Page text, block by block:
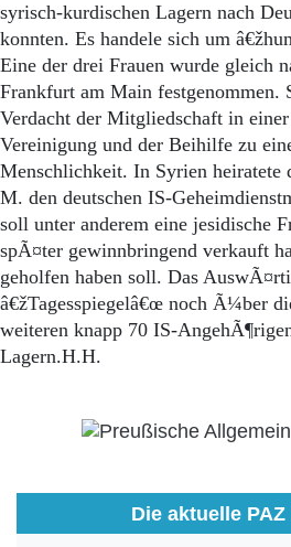
syrisch-kurdischen Lagern nach
konnten. Es handele sich um
Eine der drei Frauen wurde gleich
Frankfurt am Main festgenommen.
Verdacht der Mitgliedschaft in
Vereinigung und der Beihilfe zu
Menschlichkeit. In Syrien heiratete
M. den deutschen IS-
soll unter anderem eine jesidische
spÃ¤ter gewinnbringend verkauft
geholfen haben soll. Das
â€žTagesspiegelâ€œ noch Ã¼ber
weiteren knapp 70 IS-
Lagern.H.H.
Die aktuelle PAZ